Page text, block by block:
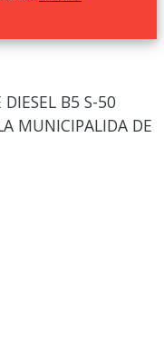
B5 S-50
MUNICIPALIDA DE